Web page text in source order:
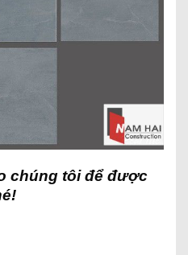
chúng tôi để được